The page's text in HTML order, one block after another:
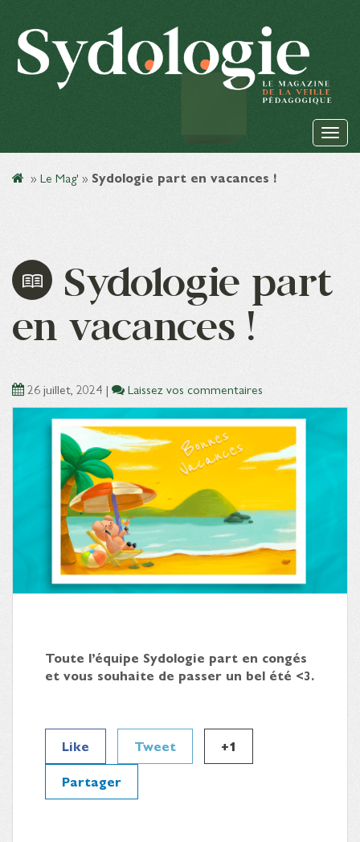
» Le Mag' » Sydologie part en vacances !
Sydologie part
en vacances !
26 juillet, 2024 | Laissez vos commentaires
Toute l’équipe Sydologie part en congés
et vous souhaite de passer un bel été <3.
Like Tweet
+1
Partager